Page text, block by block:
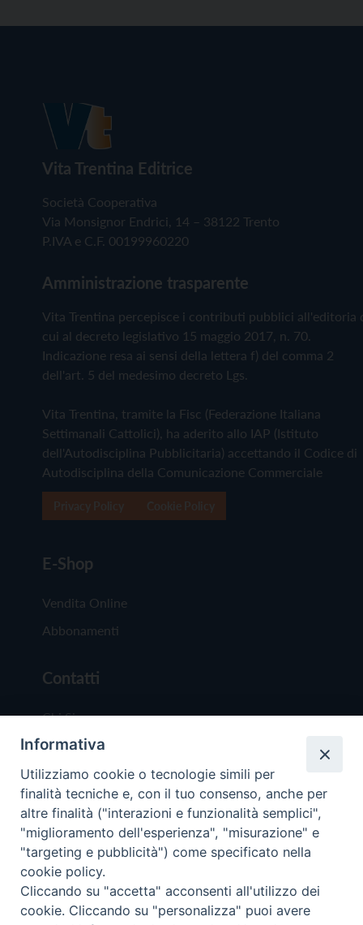
Vita Trentina Editrice
Società Cooperativa
Via Monsignor Endrici, 14 – 38122 Trento
P.IVA e C.F. 00199960220
Amministrazione trasparente
Vita Trentina percepisce i contributi pubblici all'editoria
cui al decreto legislativo 15 maggio 2017, n. 70.
Indicazione resa ai sensi della lettera f) del comma 2
dell'art. 5 del medesimo decreto Lgs.
Vita Trentina, tramite la Fisc (Federazione Italiana
Settimanali Cattolici), ha aderito allo IAP (Istituto
dell'Autodisciplina Pubblicitaria) accettando il Codice di
Autodisciplina della Comunicazione Commerciale
E-Shop
Vendita Online
Abbonamenti
Contatti
Chi Siamo
Redazione
Scrivici
Copyright © 2019 - Tutti i diritti riservati - Vita
Trentina Editrice
Informativa
Utilizziamo cookie o tecnologie simili per
finalità tecniche e, con il tuo consenso, anche per
altre finalità ("interazioni e funzionalità semplici",
"miglioramento dell'esperienza", "misurazione" e
"targeting e pubblicità") come specificato nella
cookie policy.
Cliccando su "accetta" acconsenti all'utilizzo dei
cookie. Cliccando su "personalizza" puoi avere